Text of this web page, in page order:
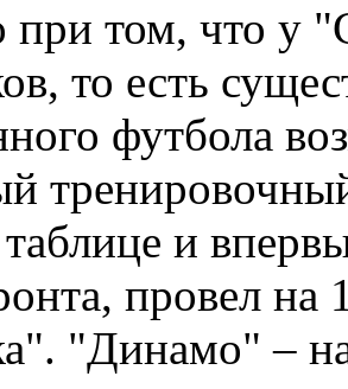
при том, что у
то есть
футбола
и
провел на
"Динамо" –